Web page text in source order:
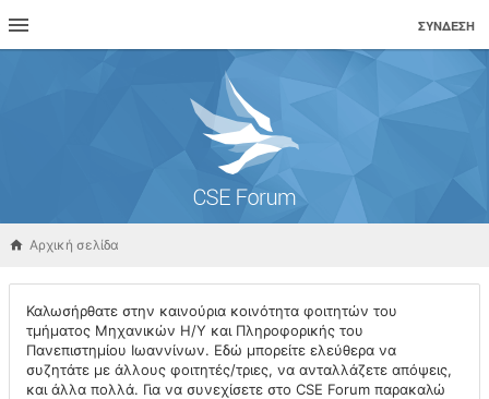
ΣΎΝΔΕΣΗ
Αρχική σελίδα
Καλωσήρθατε στην καινούρια κοινότητα φοιτητών του
τμήματος Μηχανικών Η/Υ και Πληροφορικής του
Πανεπιστημίου Ιωαννίνων. Εδώ μπορείτε ελεύθερα να
συζητάτε με άλλους φοιτητές/τριες, να ανταλλάζετε απόψεις,
και άλλα πολλά. Για να συνεχίσετε στο CSE Forum παρακαλώ